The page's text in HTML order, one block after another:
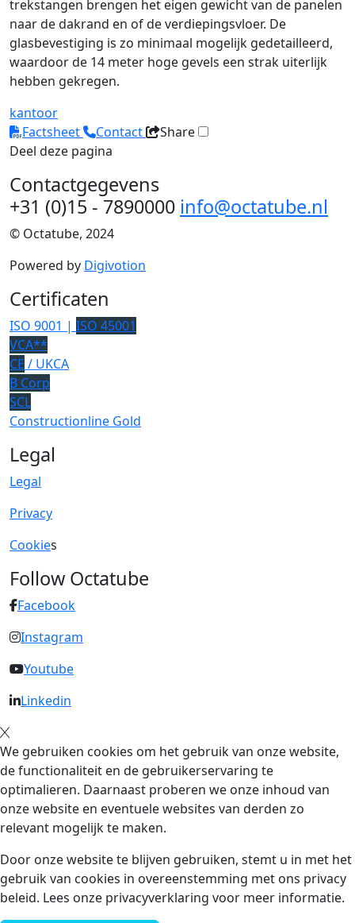
trekstangen brengen het eigen gewicht van de panelen
naar de dakrand en of de verdiepingsvloer. De
glasbevestiging is zo minimaal mogelijk gedetailleerd,
waardoor de 14 meter hoge gevels een strak uiterlijk
hebben gekregen.
kantoor
Factsheet
Contact
Share
Deel deze pagina
Contactgegevens
+31 (0)15 - 7890000 info@octatube.nl
© Octatube, 2024
Powered by Digivotion
Certificaten
ISO 9001 | ISO 45001
VCA**
CE / UKCA
B Corp
SCL
Constructionline Gold
Legal
Legal
Privacy
Cookies
Follow Octatube
Facebook
Instagram
Youtube
Linkedin
We gebruiken cookies om het gebruik van onze website,
de functionaliteit en de gebruikerservaring te
optimalieren. Daarnaast proberen we onze inhoud van
onze website en eventuele websites van derden zo
relevant mogelijk te maken.
Door onze website te blijven gebruiken, stemt u in met het
gebruik van cookies in overeenstemming met ons privacy
beleid. Lees onze privacyverklaring voor meer informatie.